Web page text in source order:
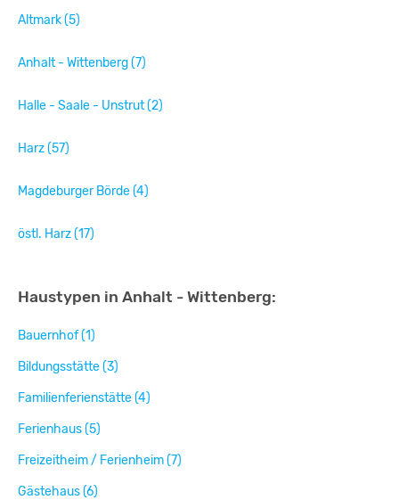
Altmark (5)
Anhalt - Wittenberg (7)
Halle - Saale - Unstrut (2)
Harz (57)
Magdeburger Börde (4)
östl. Harz (17)
Haustypen in Anhalt - Wittenberg:
Bauernhof (1)
Bildungsstätte (3)
Familienferienstätte (4)
Ferienhaus (5)
Freizeitheim / Ferienheim (7)
Gästehaus (6)